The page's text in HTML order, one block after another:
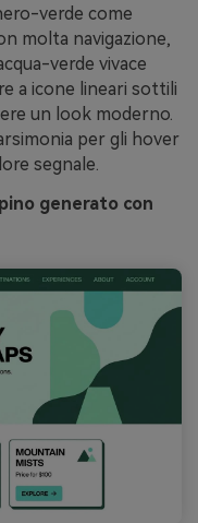
verde come
molta navigazione,
verde vivace
a icone lineari sottili
un look moderno.
per gli hover
segnale.
generato con